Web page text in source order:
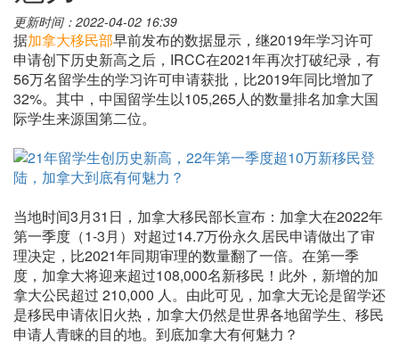
更新时间：2022-04-02 16:39
据加拿大移民部早前发布的数据显示，继2019年学习许可
申请创下历史新高之后，IRCC在2021年再次打破纪录，有
56万名留学生的学习许可申请获批，比2019年同比增加了
32%。其中，中国留学生以105,265人的数量排名加拿大国
际学生来源国第二位。
当地时间3月31日，加拿大移民部长宣布：加拿大在2022年
第一季度（1-3月）对超过14.7万份永久居民申请做出了审
理决定，比2021年同期审理的数量翻了一倍。在第一季
度，加拿大将迎来超过108,000名新移民！此外，新增的加
拿大公民超过 210,000 人。由此可见，加拿大无论是留学还
是移民申请依旧火热，加拿大仍然是世界各地留学生、移民
申请人青睐的目的地。到底加拿大有何魅力？